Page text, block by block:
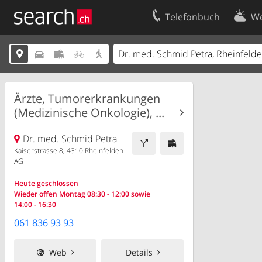
Telefonbuch
    
Ärzte, Tumorerkrankungen
(Medizinische Onkologie), ...
Dr. med. Schmid Petra
Kaiserstrasse 8, 4310 Rheinfelden
AG
Heute geschlossen
Wieder offen Montag 08:30 - 12:00 sowie
14:00 - 16:30
061 836 93 93
Web Details
Ihr Eintrag
Kundencenter Geschäftskunden
Impressum
Kontakt